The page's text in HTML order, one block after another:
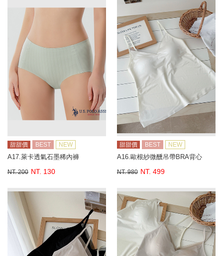
甜甜價 BEST NEW
A17.萊卡透氣石墨稀內褲
NT. 200 NT. 130
甜甜價 BEST NEW
A16.歐根紗微醺吊帶BRA背心
NT. 980 NT. 499